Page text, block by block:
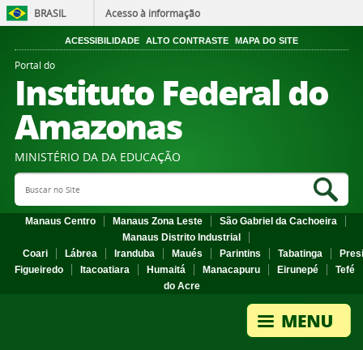
BRASIL Acesso à informação
ACESSIBILIDADE ALTO CONTRASTE MAPA DO SITE
Portal do
Instituto Federal do
Amazonas
MINISTÉRIO DA DA EDUCAÇÃO
Search Site
Manaus Centro Manaus Zona Leste
São Gabriel da Cachoeira
Manaus Distrito Industrial
Coari
Lábrea Iranduba Maués Parintins Tabatinga
Figueiredo
Itacoatiara Humaitá Manacapuru Eirunepé
Tefé
do Acre